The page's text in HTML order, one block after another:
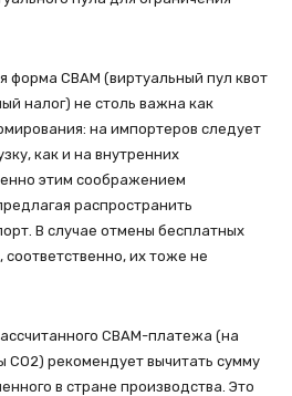
форма СВАМ (виртуальный пул квот
налог) не столь важна как
на импортеров следует
как и на внутренних
этим соображением
распространить
В случае отмены бесплатных
соответственно, их тоже не
СВАМ-платежа (на
СО2) рекомендует вычитать сумму
в стране производства. Это